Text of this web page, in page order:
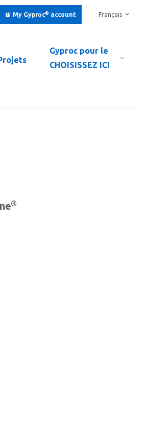
Français
My Gyproc® account
Gyproc pour le
CHOISISSEZ ICI
®